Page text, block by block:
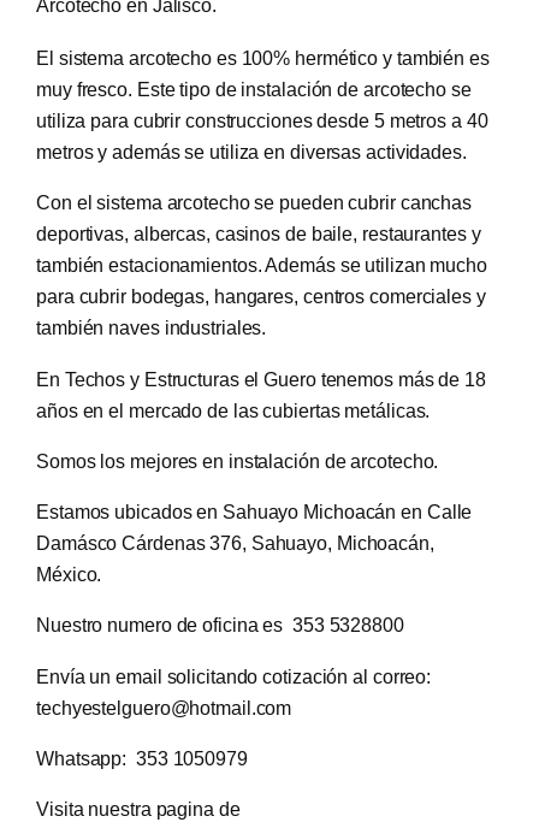
Arcotecho en Jalisco.
El sistema arcotecho es 100% hermético y también es
muy fresco. Este tipo de instalación de arcotecho se
utiliza para cubrir construcciones desde 5 metros a 40
metros y además se utiliza en diversas actividades.
Con el sistema arcotecho se pueden cubrir canchas
deportivas, albercas, casinos de baile, restaurantes y
también estacionamientos. Además se utilizan mucho
para cubrir bodegas, hangares, centros comerciales y
también naves industriales.
En Techos y Estructuras el Guero tenemos más de 18
años en el mercado de las cubiertas metálicas.
Somos los mejores en instalación de arcotecho.
Estamos ubicados en Sahuayo Michoacán en Calle
Damásco Cárdenas 376, Sahuayo, Michoacán,
México.
Nuestro numero de oficina es 353 5328800
Envía un email solicitando cotización al correo:
techyestelguero@hotmail.com
Whatsapp: 353 1050979
Visita nuestra pagina de